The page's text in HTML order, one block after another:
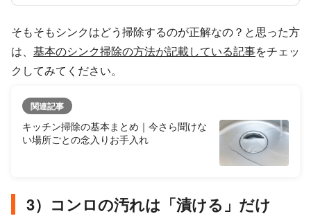
そもそもシンクはどう掃除するのが正解なの？と思った方
は、 基本のシンク掃除の方法が記載している記事をチェッ
クしてみてください。
関連記事
キッチン掃除の基本まとめ｜今さら聞けな
い場所ごとの念入りお手入れ
3）コンロの汚れは「漬ける」だけ